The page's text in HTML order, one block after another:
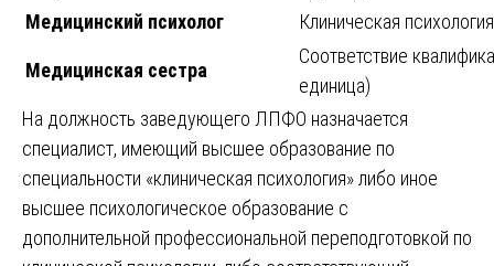
Медицинский психолог
Клиническая
Медицинская сестра
Соответствие
единица)
На должность заведующего ЛПФО назначается
специалист, имеющий высшее образование по
специальности «клиническая психология» либо иное
высшее психологическое образование с
дополнительной профессиональной переподготовкой по